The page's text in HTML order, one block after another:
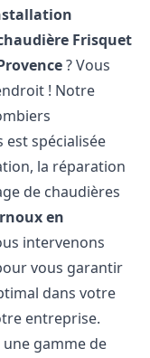
Frisquet
? Vous
! Notre
est spécialisée
la réparation
de chaudières
en
intervenons
vous garantir
dans votre
entreprise.
gamme de